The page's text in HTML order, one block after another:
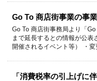
Go To 商店街事業の事
Go To 商店街事務局より「
まで延長するとの情報が公
開催されるイベント等） ・
「消費税率の引上げに